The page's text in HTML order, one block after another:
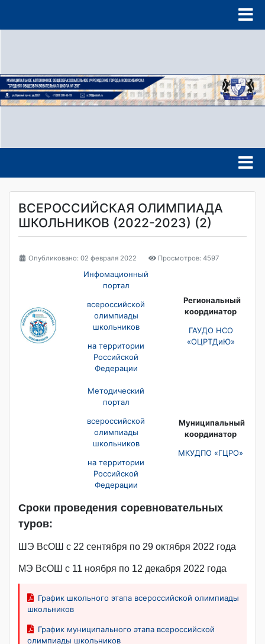
ВСЕРОССИЙСКАЯ ОЛИМПИАДА
ШКОЛЬНИКОВ (2022-2023) (2)
Опубликовано: 02 февраля 2022 Просмотров: 4597
Инфомационный
портал
всероссийской
олимпиады
школьников
на территории
Российской
Федерации
Региональный
координатор
ГАУДО НСО
«ОЦРТДиЮ»
Методический
портал
всероссийской
олимпиады
школьников
на территории
Российской
Федерации
Муниципальный
координатор
МКУДПО «ГЦРО»
Сроки проведения соревновательных
туров:
ШЭ ВсОШ с 22 сентября по 29 октября 2022 года
МЭ ВсОШ с 11 ноября по 12 декабря 2022 года
График школьного этапа всероссийской олимпиады
школьников
График муниципального этапа всероссийской
олимпиады школьников